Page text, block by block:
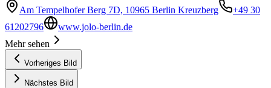
Am Tempelhofer Berg 7D, 10965 Berlin Kreuzberg
+49 30
61202796
www.jolo-berlin.de
Mehr sehen
Vorheriges Bild
Nächstes Bild